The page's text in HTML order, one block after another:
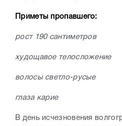
Приметы пропавшего:
рост 190 сантиметров
худощавое телосложение
волосы светло-русые
глаза карие
В день исчезновения